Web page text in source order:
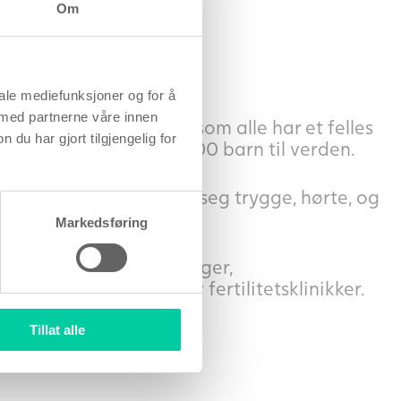
Om
mediefunksjoner og for å
partnerne våre innen
du har gjort tilgjengelig for
Markedsføring
Tillat alle
din.
fra hele Europa som alle har et felles
1999 hjulpet over 5000 barn til verden.
føler seg trygge, hørte, og
embryologer,
Fertility – en kjede av fertilitetsklinikker.